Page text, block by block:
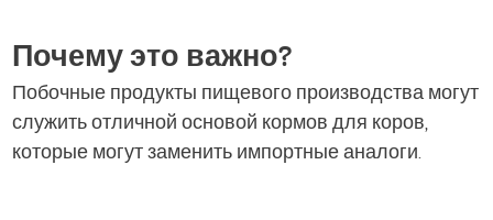
Почему это важно?
Побочные продукты пищевого производства могут
служить отличной основой кормов для коров,
которые могут заменить импортные аналоги.